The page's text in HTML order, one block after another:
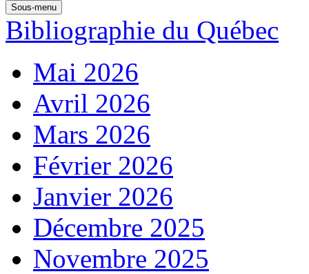
Sous-menu
Bibliographie du Québec
Mai 2026
Avril 2026
Mars 2026
Février 2026
Janvier 2026
Décembre 2025
Novembre 2025